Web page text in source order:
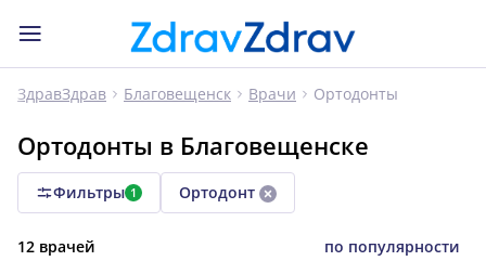
ЗдравЗдрав Благовещенск Врачи Ортодонты
Ортодонты в Благовещенске
Фильтры 1 Ортодонт
12 врачей по популярности